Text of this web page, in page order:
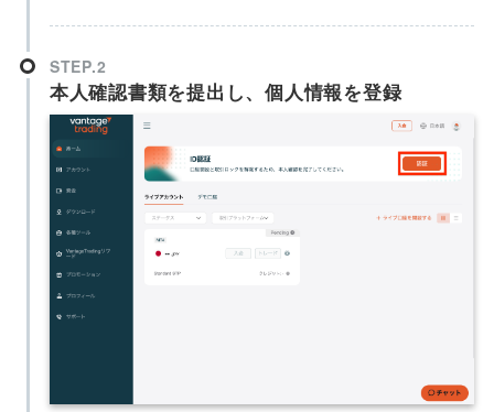
STEP.2
本人確認書類を提出し、個人情報を登録